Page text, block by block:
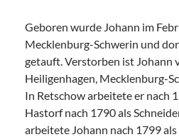
Geboren wurde Johann im
Mecklenburg-Schwerin und
getauft. Verstorben ist Johann
Heiligenhagen, Mecklenburg-
In Retschow arbeitete er nach
Hastorf nach 1790 als
arbeitete Johann nach 1799 als